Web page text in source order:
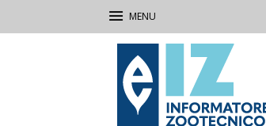
IZ
Informatore
Zootecnico